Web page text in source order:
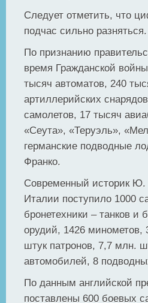
Следует отметить, что
подчас сильно разняться.
По признанию
время Гражданской
тысяч автоматов, 240
артиллерийских
самолетов, 17 тысяч
«Сеута», «Теруэль»,
германские подводные
Франко.
Современный историк
Италии поступило 1000
бронетехники – танков и
орудий, 1426 минометов,
штук патронов, 7,7 млн.
автомобилей, 8
По данным английской
поставлены 600 боевых